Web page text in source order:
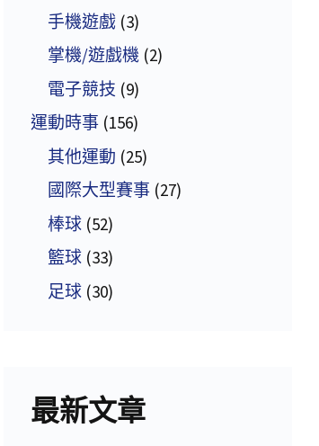
手機遊戲 (3)
掌機/遊戲機 (2)
電子競技 (9)
運動時事 (156)
其他運動 (25)
國際大型賽事 (27)
棒球 (52)
籃球 (33)
足球 (30)
最新文章